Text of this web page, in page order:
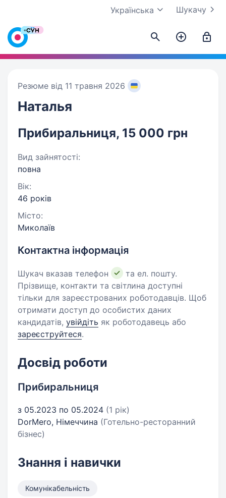
Шукачу
Українська
Резюме від 11 травня 2026
Наталья
Прибиральниця, 15 000 грн
Вид зайнятості:
повна
Вік:
46 років
Місто:
Миколаїв
Контактна інформація
Шукач вказав телефон
та ел. пошту.
Прізвище, контакти та світлина доступні
тільки для зареєстрованих роботодавців. Щоб
отримати доступ до особистих даних
кандидатів, увійдіть як роботодавець або
зареєструйтеся.
Досвід роботи
Прибиральниця
з 05.2023 по 05.2024 (1 рік)
DorMero, Німеччина (Готельно-ресторанний
бізнес)
Знання і навички
Комунікабельність